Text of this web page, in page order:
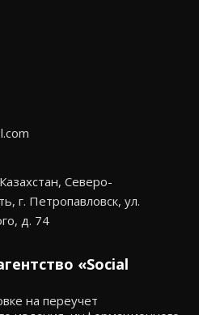
Северо-
г. Петропавловск, ул.
д. 74
«Social
на переучет